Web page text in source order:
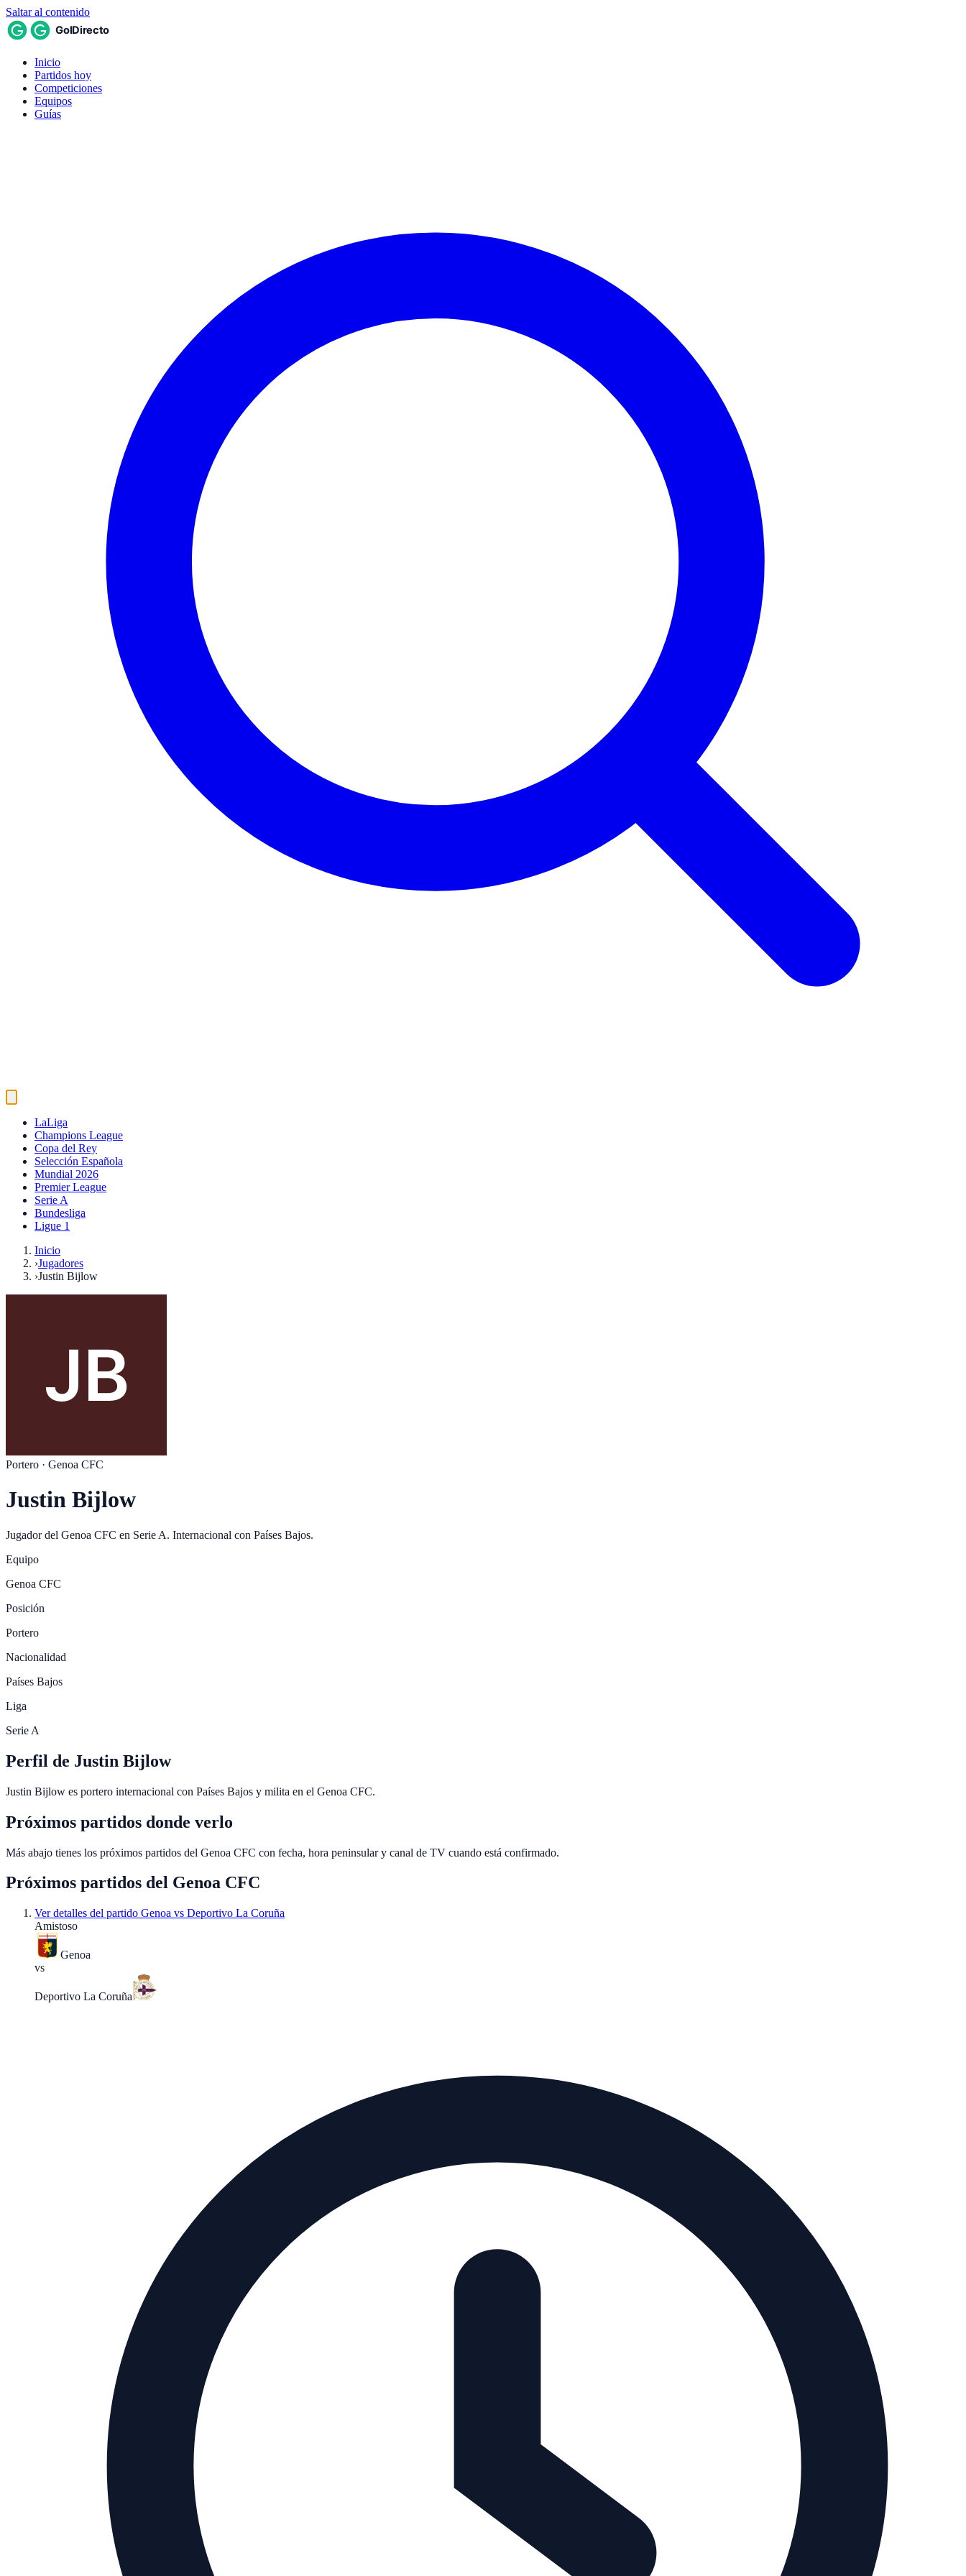
Saltar al contenido
Inicio
Partidos hoy
Competiciones
Equipos
Guías
LaLiga
Champions League
Copa del Rey
Selección Española
Mundial 2026
Premier League
Serie A
Bundesliga
Ligue 1
Inicio
›Jugadores
›Justin Bijlow
Portero · Genoa CFC
Justin Bijlow
Jugador del Genoa CFC en Serie A. Internacional con Países Bajos.
Equipo
Genoa CFC
Posición
Portero
Nacionalidad
Países Bajos
Liga
Serie A
Perfil de Justin Bijlow
Justin Bijlow es portero internacional con Países Bajos y milita en el Genoa CFC.
Próximos partidos donde verlo
Más abajo tienes los próximos partidos del Genoa CFC con fecha, hora peninsular y canal de TV cuando está confirmado.
Próximos partidos del Genoa CFC
Ver detalles del partido Genoa vs Deportivo La Coruña
Amistoso
Genoa
vs
Deportivo La Coruña